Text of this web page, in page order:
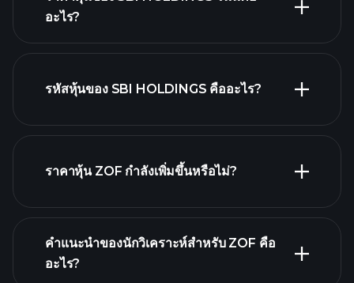
อะไร?
สูง
รหัสหุ้นของ SBI HOLDINGS คืออะไร?
ราคาหุ้น ZOF กำลังเพิ่มขึ้นหรือไม่?
คำแนะนำของนักวิเคราะห์สำหรับ ZOF คือ
อะไร?